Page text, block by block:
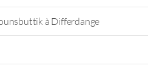
à Differdange